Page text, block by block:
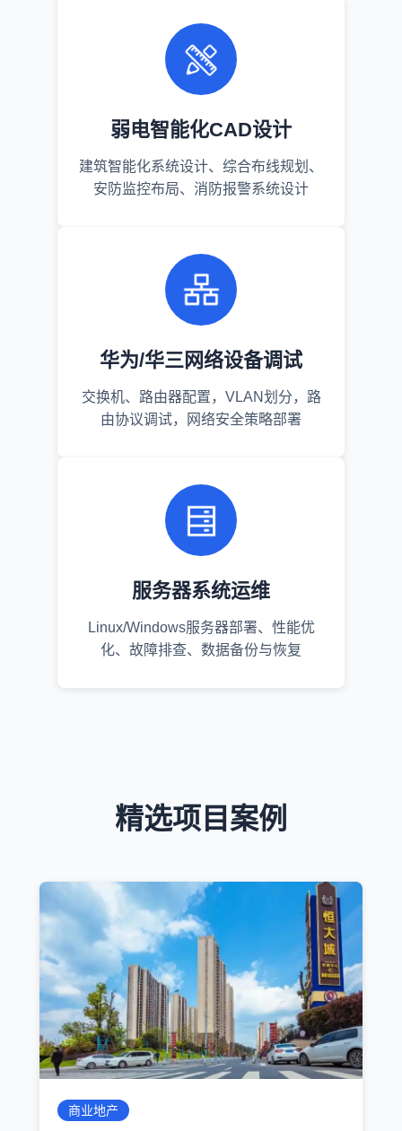
弱电智能化CAD设计
建筑智能化系统设计、综合布线规划、
安防监控布局、消防报警系统设计
华为/华三网络设备调试
交换机、路由器配置，VLAN划分，路
由协议调试，网络安全策略部署
服务器系统运维
Linux/Windows服务器部署、性能优
化、故障排查、数据备份与恢复
精选项目案例
商业地产